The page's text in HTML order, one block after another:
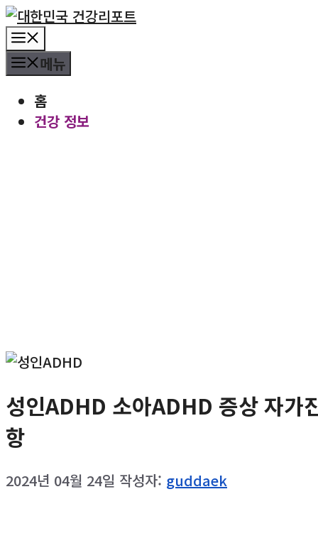
컨
텐
츠
로
뉴
메뉴
홈
건강 정보
성인ADHD 소아ADHD 증상 자가
항
2024년 04월 24일 작성자: guddaek